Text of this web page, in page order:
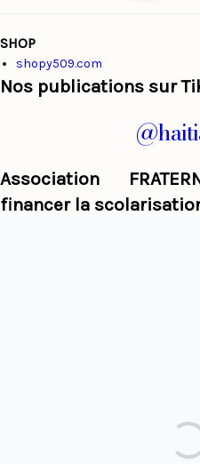
SHOP
shopy509.com
Nos publications sur
Association
financer la